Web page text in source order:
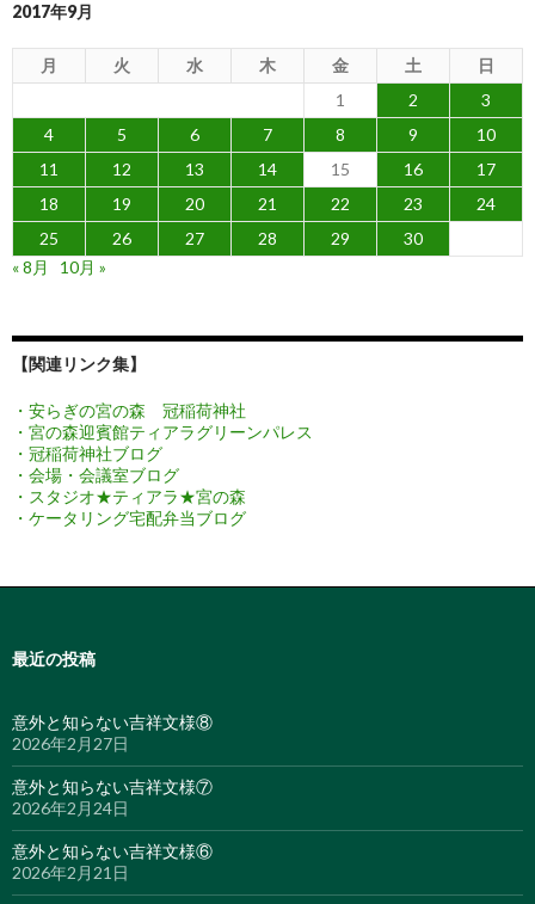
2017年9月
月 火 水 木 金 土
日
1
2
3
4
5 6 7 8 9
10
11
12 13 14 15 16
17
18
19 20 21 22 23
24
25
26 27 28 29
30
« 8月
10月 »
【関連リンク集】
・安らぎの宮の森 冠稲荷神社
・宮の森迎賓館ティアラグリーンパレス
・冠稲荷神社ブログ
・会場・会議室ブログ
・スタジオ★ティアラ★宮の森
・ケータリング宅配弁当ブログ
最近の投稿
意外と知らない吉祥文様⑧
2026年2月27日
意外と知らない吉祥文様⑦
2026年2月24日
意外と知らない吉祥文様⑥
2026年2月21日